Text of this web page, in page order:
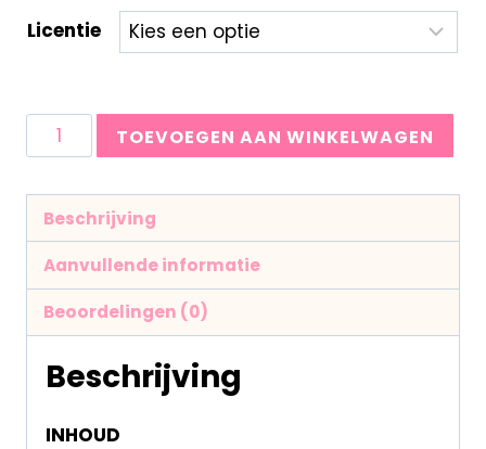
Licentie
TOEVOEGEN AAN WINKELWAGEN
Beschrijving
Aanvullende informatie
Beoordelingen (0)
Beschrijving
INHOUD